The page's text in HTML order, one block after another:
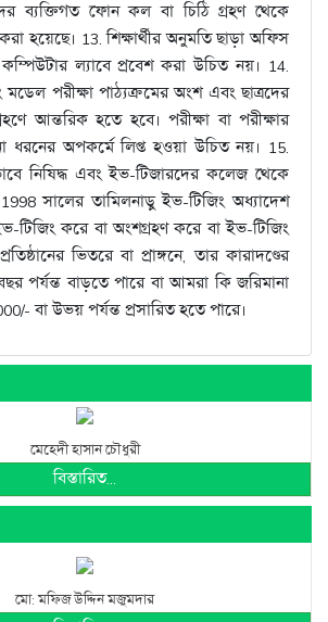
ব্যক্তিগত ফোন কল বা চিঠি গ্রহণ থেকে
হয়েছে। 13. শিক্ষার্থীর অনুমতি ছাড়া অফিস
ল্যাবে প্রবেশ করা উচিত নয়। 14.
মডেল পরীক্ষা পাঠ্যক্রমের অংশ এবং ছাত্রদের
আন্তরিক হতে হবে। পরীক্ষা বা পরীক্ষার
অপকর্মে লিপ্ত হওয়া উচিত নয়। 15.
নিষিদ্ধ এবং ইভ-টিজারদের কলেজ থেকে
সালের তামিলনাড়ু ইভ-টিজিং অধ্যাদেশ
টিজিং করে বা অংশগ্রহণ করে বা ইভ-টিজিং
ভিতরে বা প্রাঙ্গনে, তার কারাদণ্ডের
পর্যন্ত বাড়তে পারে বা আমরা কি জরিমানা
বা উভয় পর্যন্ত প্রসারিত হতে পারে।
মেহেদী হাসান চৌধুরী
বিস্তারিত...
মো: মফিজ উদ্দিন মজুমদার